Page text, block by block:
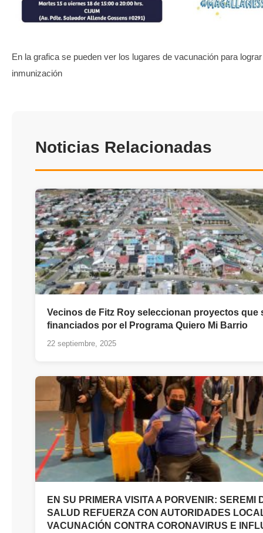
En la grafica se pueden ver los lugares de vacunación para
inmunización
Noticias Relacionadas
Vecinos de Fitz Roy seleccionan proyectos que
financiados por el Programa Quiero Mi Barrio
22 septiembre, 2025
EN SU PRIMERA VISITA A PORVENIR: SEREMI
SALUD REFUERZA CON AUTORIDADES
VACUNACIÓN CONTRA CORONAVIRUS E